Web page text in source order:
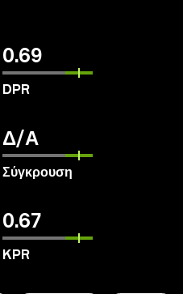
0.69
DPR
Δ/Α
Σύγκρουση
0.67
KPR